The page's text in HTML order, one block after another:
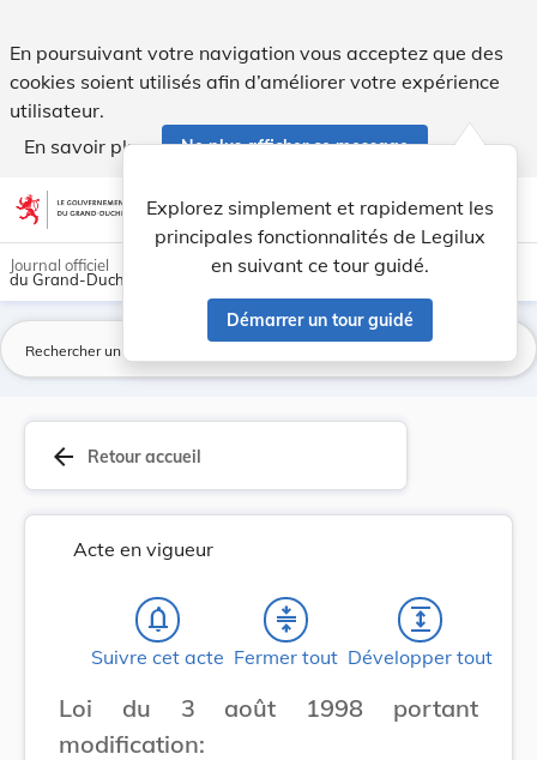
En poursuivant votre navigation vous acceptez que des
cookies soient utilisés afin d’améliorer votre expérience
utilisateur.
En savoir plus
Ne plus afficher ce message
Aller au contenu account_circle help Aide
Explorez simplement et rapidement les
principales fonctionnalités de Legilux
en suivant ce tour guidé.
Démarrer un tour guidé
light_mode dark_mode
Journal officiel
du Grand-Duché de Luxembourg
arrow_back Retour accueil
Acte en vigueur
notifications_none
Suivre cet acte
compress
Fermer tout
expand
Développer tout
Loi du 3 août 1998 portant
modification: